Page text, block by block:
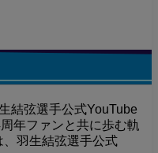
結弦選手公式YouTube
年ファンと共に歩む軌
、羽生結弦選手公式